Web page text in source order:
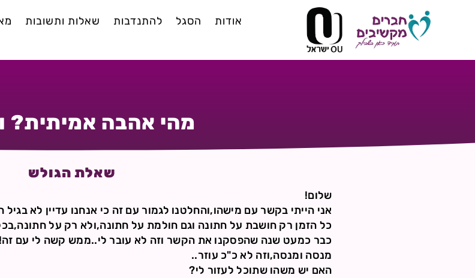
אודות הסגל להתנדבות שאלות ותשובות
מהי אהבה אמיתית?
שאלת הגולש
שלום!
אני הייתי בקשר עם מישהו,והחלטנו לגמור עם זה כי אנחנו עדיין לא
כל הזמן רק חושבת על חתונה וגם חולמת על חתונה,ולא רק על
כבר כמעט שנה שהפסקנו את הקשר וזה לא עובר לי..ממש קשה לי עם
מנסה ומנסה,וזה לא כ"כ עוזר..
האם יש משהו שתוכל לעזור לי?